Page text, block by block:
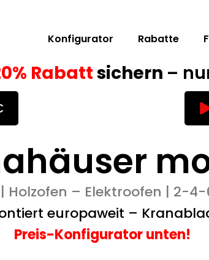
Konfigurator Rabatte
Rabattsichern –
Holzofen – Elektroofen | 2-
europaweit –
Preis-Konfigurator unten!